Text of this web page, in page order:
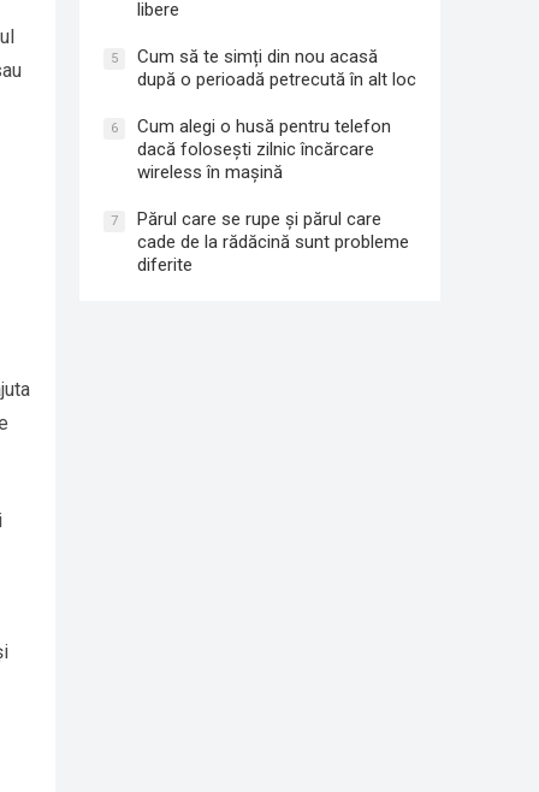
libere
5
Cum să te simți din nou acasă
după o perioadă petrecută în alt loc
6
Cum alegi o husă pentru telefon
dacă folosești zilnic încărcare
wireless în mașină
7
Părul care se rupe și părul care
cade de la rădăcină sunt probleme
diferite